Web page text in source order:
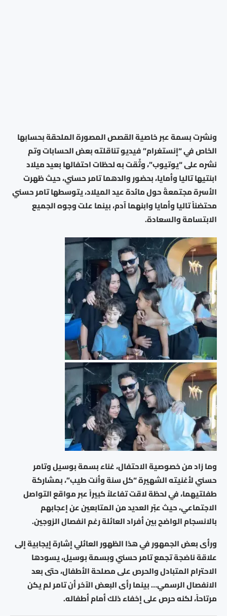
ونشرت بسمة عبر خاصية القصص المصورة الملحقة بحسابها
الخاص في “إنستغرام” فيديو تناقلته بعض الحسابات وتم
نشره على “يوتيوب”، وثّقت به لحظات احتفالها بعيد ميلاد
ابنتيها تاليا وأمايا، بحضور والدهما تامر حسني، حيث ظهرت
الأسرة مجتمعةً حول مائدة عيد الميلاد، يتوسطها تامر حسني
محتضناً تاليا وأمايا وابنهما آدم، بينما علت وجوه الجميع
الابتسامة والسعادة.
وما زاد من خصوصية الاحتفال، غناء بسمة بوسيل وتامر
حسني لأغنيته الشهيرة “كل سنة وأنت طيب”، بمشاركة
طفلتيهما، في لحظة لاقت تفاعلاً كبيراً عبر مواقع التواصل
الاجتماعي، حيث عبّر العديد من المتابعين عن إعجابهم
بالانسجام الواضح بين أفراد العائلة رغم انفصال الزوجين.
ورأى بعض الجمهور في هذا الظهور العائلي إشارة إيجابية إلى
علاقة ناضجة تجمع تامر حسني وبسمة بوسيل، يسودها
الاحترام المتبادل والحرص على مصلحة الأطفال، حتى بعد
الانفصال الرسمي… بينما رأى البعض الآخر أن تامر لم يكن
مرتاحاً، لكنه حرص على إخفاء ذلك أمام أطفاله.